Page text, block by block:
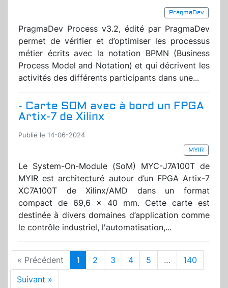
PragmaDev
PragmaDev Process v3.2, édité par PragmaDev
permet de vérifier et d’optimiser les processus
métier écrits avec la notation BPMN (Business
Process Model and Notation) et qui décrivent les
activités des différents participants dans une...
- Carte SOM avec à bord un FPGA
Artix-7 de Xilinx
Publié le 14-06-2024
MYIR
Le System-On-Module (SoM) MYC-J7A100T de
MYIR est architecturé autour d’un FPGA Artix-7
XC7A100T de Xilinx/AMD dans un format
compact de 69,6 x 40 mm. Cette carte est
destinée à divers domaines d’application comme
le contrôle industriel, l'automatisation,...
« Précédent 1 2 3 4 5 …
140
Suivant »